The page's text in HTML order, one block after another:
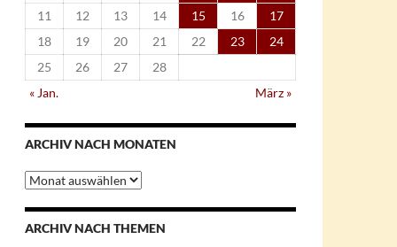
11
12 13 14 15 16
17
18
19 20 21 22 23
24
25
26 27
28
« Jan.
März »
ARCHIV NACH MONATEN
Archiv
nach
Monaten
ARCHIV NACH THEMEN